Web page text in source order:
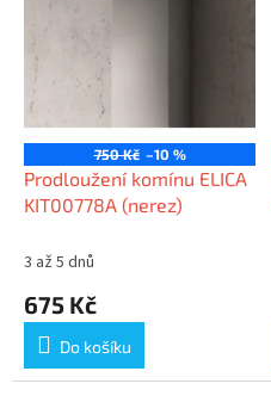
750 Kč –10 %
Prodloužení komínu ELICA
KIT00778A (nerez)
3 až 5 dnů
675 Kč
Do košíku